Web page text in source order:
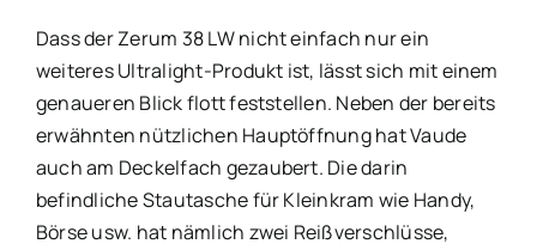
Dass der Zerum 38 LW nicht einfach nur ein
weiteres Ultralight-Produkt ist, lässt sich mit einem
genaueren Blick flott feststellen. Neben der bereits
erwähnten nützlichen Hauptöffnung hat Vaude
auch am Deckelfach gezaubert. Die darin
befindliche Stautasche für Kleinkram wie Handy,
Börse usw. hat nämlich zwei Reißverschlüsse,